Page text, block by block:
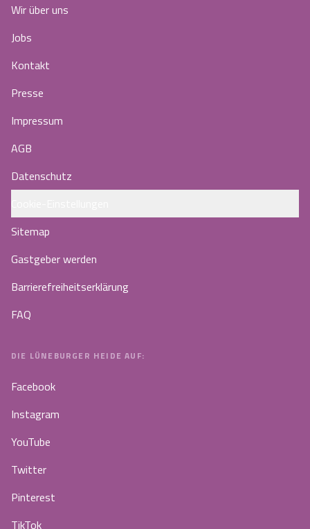
Wir über uns
Jobs
Kontakt
Presse
Impressum
AGB
Datenschutz
Sitemap
Gastgeber werden
Barrierefreiheitserklärung
FAQ
DIE LÜNEBURGER HEIDE AUF:
Facebook
Instagram
YouTube
Twitter
Pinterest
TikTok